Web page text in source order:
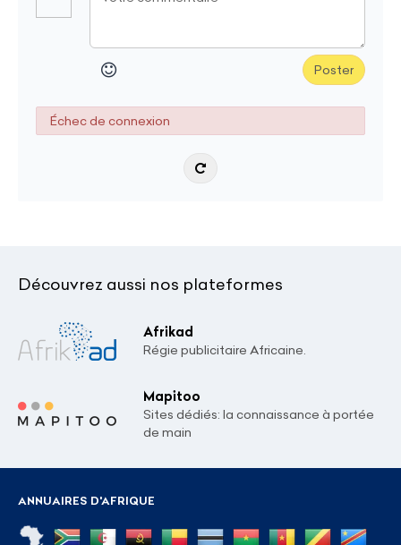
Poster
Échec de connexion
Découvrez aussi nos plateformes
Afrikad
Régie publicitaire Africaine.
Mapitoo
Sites dédiés: la connaissance à portée
de main
ANNUAIRES D'AFRIQUE